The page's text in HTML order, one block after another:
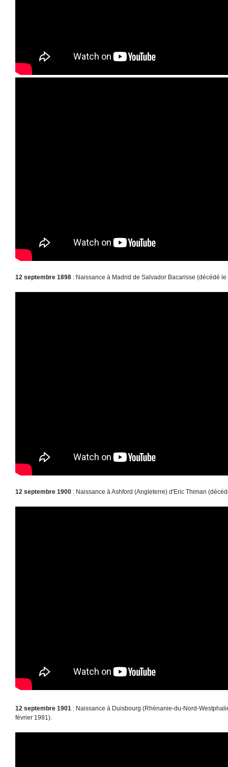
12 septembre 1898 : Naissance à Madrid de Salvador Bacarisse (décédé
12 septembre 1900 : Naissance à Ashford (Angleterre) d'Eric Thiman
12 septembre 1901 : Naissance à Duisbourg (Rhénanie-du-Nord-
février 1981).